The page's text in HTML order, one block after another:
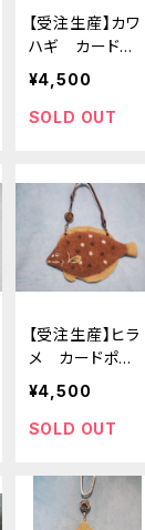
【受注生産】カワ
ハギ カードポ
ーチ
¥4,500
SOLD OUT
【受注生産】ヒラ
メ カードポー
チ
¥4,500
SOLD OUT